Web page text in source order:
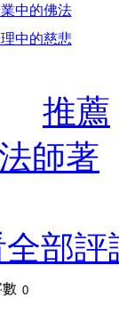
中的佛法
中的慈悲
推薦
師著
部評